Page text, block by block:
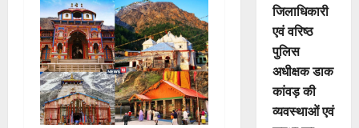
जिलाधिकारी
एवं वरिष्ठ
पुलिस
अधीक्षक डाक
कांवड़ की
व्यवस्थाओं एवं